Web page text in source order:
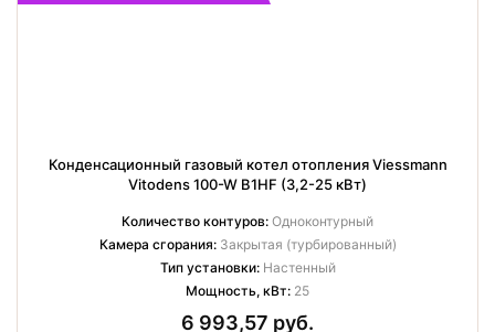
Конденсационный газовый котел отопления Viessmann
Vitodens 100-W B1HF (3,2-25 кВт)
Количество контуров: Одноконтурный
Камера сгорания:Закрытая (турбированный)
Тип установки:Настенный
Мощность, кВт: 25
6 993,57 руб.